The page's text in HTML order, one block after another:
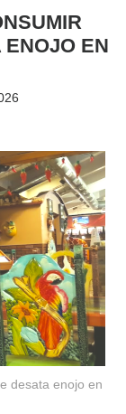
ENOJO EN
desata enojo en